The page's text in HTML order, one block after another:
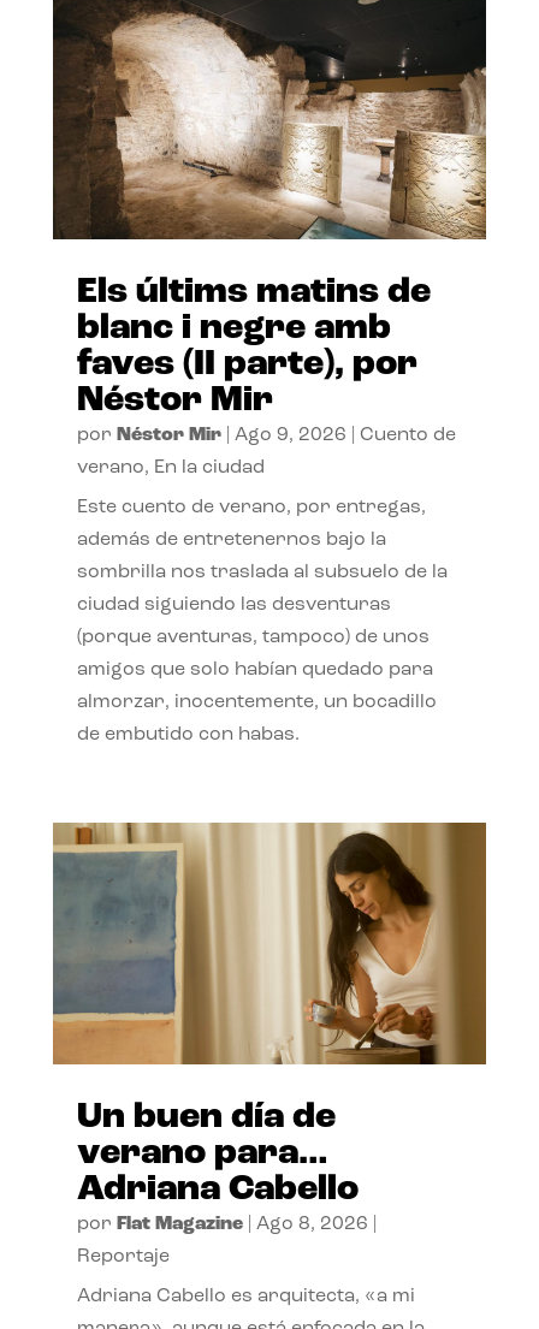
Els últims matins de
blanc i negre amb
faves (II parte), por
Néstor Mir
por Néstor Mir| Ago 9, 2026
Cuento de
verano, En la ciudad
Este cuento de verano, por entregas,
además de entretenernos bajo la
sombrilla nos traslada al subsuelo de la
ciudad siguiendo las desventuras
(porque aventuras, tampoco) de unos
amigos que solo habían quedado para
almorzar, inocentemente, un bocadillo
de embutido con habas.
Un buen día de
verano para…
Adriana Cabello
por Flat Magazine| Ago 8, 2026
Reportaje
Adriana Cabello es arquitecta, «a mi